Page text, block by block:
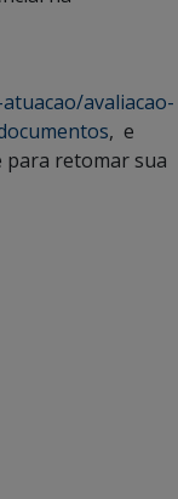
avaliacao-
, e
para retomar sua